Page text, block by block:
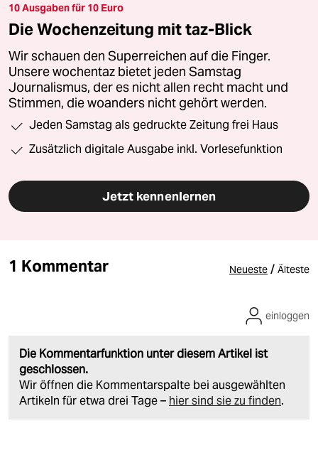
10 Ausgaben für 10 Euro
Die Wochenzeitung mit taz-Blick
Wir schauen den Superreichen auf die Finger.
Unsere wochentaz bietet jeden Samstag
Journalismus, der es nicht allen recht macht und
Stimmen, die woanders nicht gehört werden.
Jeden Samstag als gedruckte Zeitung frei Haus
Zusätzlich digitale Ausgabe inkl. Vorlesefunktion
Jetzt kennenlernen
1 Kommentar Neueste / Älteste
Die Kommentarfunktion unter diesem Artikel ist
geschlossen.
Wir öffnen die Kommentarspalte bei ausgewählten
Artikeln für etwa drei Tage – hier sind sie zu finden.
einloggen